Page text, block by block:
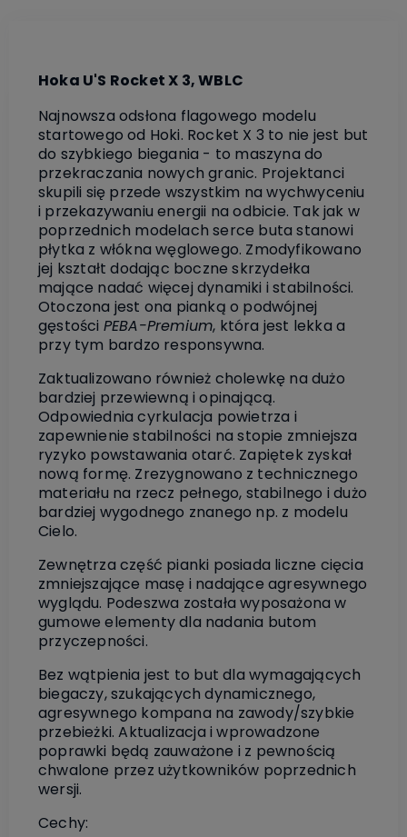
Hoka U'S Rocket X 3, WBLC
Najnowsza odsłona flagowego modelu
startowego od Hoki. Rocket X 3 to nie jest but
do szybkiego biegania - to maszyna do
przekraczania nowych granic. Projektanci
skupili się przede wszystkim na wychwyceniu
i przekazywaniu energii na odbicie. Tak jak w
poprzednich modelach serce buta stanowi
płytka z włókna węglowego. Zmodyfikowano
jej kształt dodając boczne skrzydełka
mające nadać więcej dynamiki i stabilności.
Otoczona jest ona pianką o podwójnej
gęstości PEBA-Premium, która jest lekka a
przy tym bardzo responsywna.
Zaktualizowano również cholewkę na dużo
bardziej przewiewną i opinającą.
Odpowiednia cyrkulacja powietrza i
zapewnienie stabilności na stopie zmniejsza
ryzyko powstawania otarć. Zapiętek zyskał
nową formę. Zrezygnowano z technicznego
materiału na rzecz pełnego, stabilnego i dużo
bardziej wygodnego znanego np. z modelu
Cielo.
Zewnętrza część pianki posiada liczne cięcia
zmniejszające masę i nadające agresywnego
wyglądu. Podeszwa została wyposażona w
gumowe elementy dla nadania butom
przyczepności.
Bez wątpienia jest to but dla wymagających
biegaczy, szukających dynamicznego,
agresywnego kompana na zawody/szybkie
przebieżki. Aktualizacja i wprowadzone
poprawki będą zauważone i z pewnością
chwalone przez użytkowników poprzednich
wersji.
Cechy: